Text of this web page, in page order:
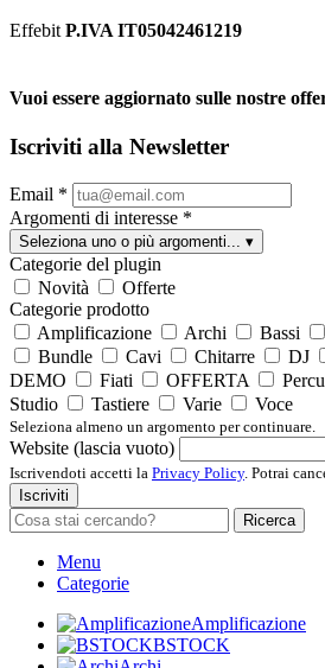
Effebit P.IVA IT05042461219
Vuoi essere aggiornato sulle nostre
Iscriviti alla Newsletter
Email *
Argomenti di interesse *
Seleziona uno o più argomenti... ▾
Categorie del plugin
Novità
Offerte
Categorie prodotto
Amplificazione
Archi Bassi
Bundle
Cavi Chitarre DJ
DEMO
Fiati OFFERTA
Studio
Tastiere Varie Voce
Seleziona almeno un argomento per continuare.
Website (lascia vuoto)
Iscrivendoti accetti la Privacy Policy. Potrai
Iscriviti
Ricerca
Menu
Categorie
Amplificazione
BSTOCK